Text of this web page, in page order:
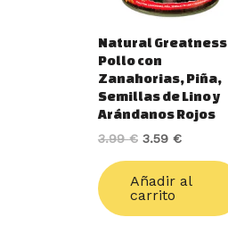
Natural Greatness
Pollo con
Zanahorias, Piña,
Semillas de Lino y
Arándanos Rojos
3.99€ 3.59 €
Añadir al
carrito